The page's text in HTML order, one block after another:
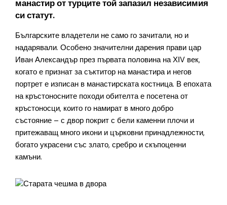
манастир от турците той запазил независимия
си статут.
Българските владетели не само го зачитали, но и
надарявали. Особено значителни дарения прави цар
Иван Александър през първата половина на ХІV век,
когато е признат за съктитор на манастира и негов
портрет е изписан в манастирската костница. В епохата
на кръстоносните походи обителта е посетена от
кръстоносци, които го намират в много добро
състояние – с двор покрит с бели каменни плочи и
притежаващ много икони и църковни принадлежности,
богато украсени със злато, сребро и скъпоценни
камъни.